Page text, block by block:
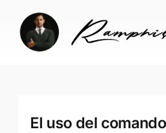
content
El uso del